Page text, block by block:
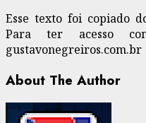
Esse texto foi copiado
Para ter acesso
gustavonegreiros.com.br
About The Author